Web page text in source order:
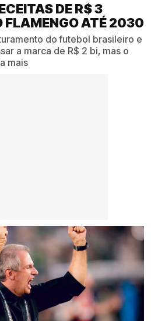
DE R$ 3
FLAMENGO ATÉ 2030
do futebol brasileiro e
a marca de R$ 2 bi, mas o
mais